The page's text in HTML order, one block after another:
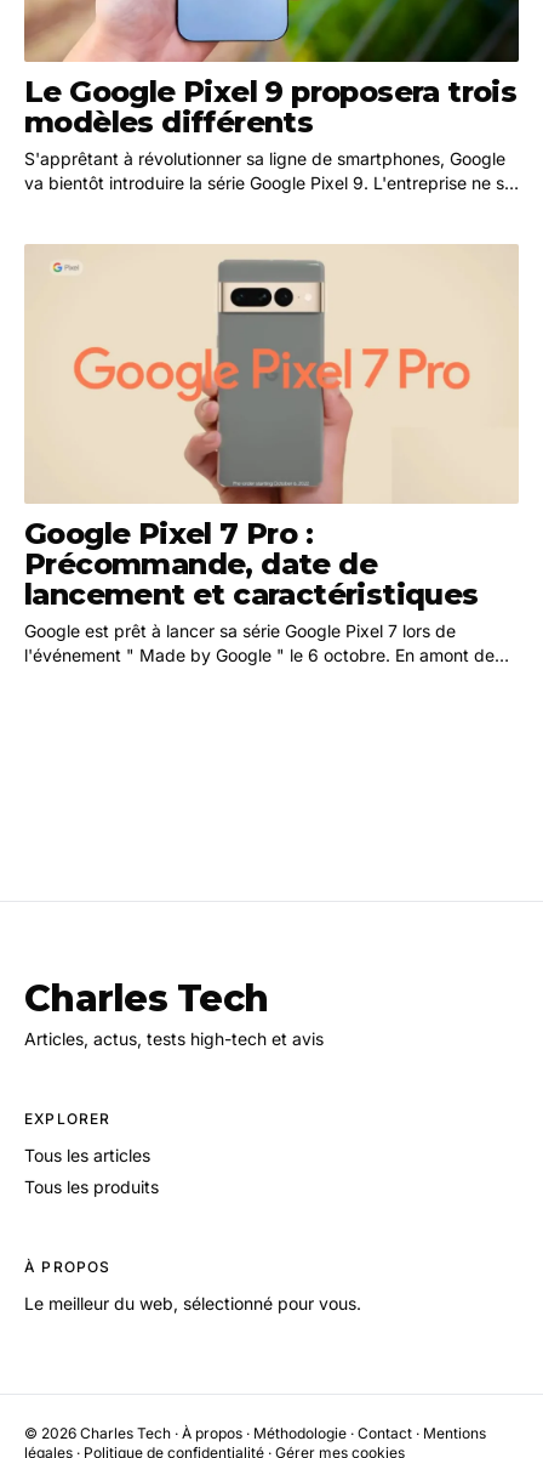
Le Google Pixel 9 proposera trois
modèles différents
S'apprêtant à révolutionner sa ligne de smartphones, Google
va bientôt introduire la série Google Pixel 9. L'entreprise ne se
Google Pixel 7 Pro :
Précommande, date de
lancement et caractéristiques
Google est prêt à lancer sa série Google Pixel 7 lors de
l'événement " Made by Google " le 6 octobre. En amont de
Charles Tech
Articles, actus, tests high-tech et avis
EXPLORER
Tous les articles
Tous les produits
À PROPOS
Le meilleur du web, sélectionné pour vous.
© 2026 Charles Tech · À propos · Méthodologie · Contact · Mentions
légales · Politique de confidentialité · Gérer mes cookies